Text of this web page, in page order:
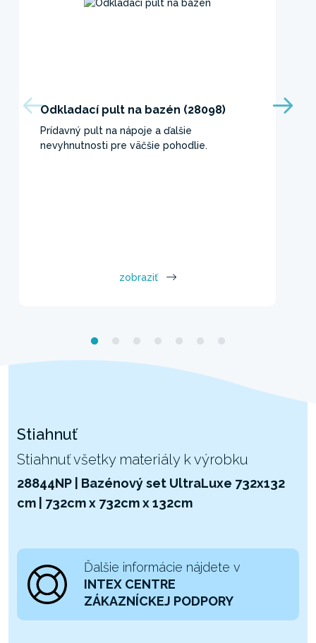
Odkladací pult na bazén (28098)
Prídavný pult na nápoje a ďalšie
nevyhnutnosti pre väčšie pohodlie.
zobraziť
Stiahnuť
Stiahnuť všetky materiály k výrobku
28844NP | Bazénový set UltraLuxe 732x132
cm | 732cm x 732cm x 132cm
Ďalšie informácie nájdete v
INTEX CENTRE
ZÁKAZNÍCKEJ PODPORY